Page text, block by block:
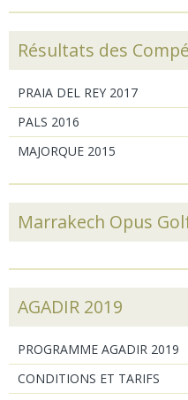
Résultats des
PRAIA DEL REY 2017
PALS 2016
MAJORQUE 2015
Marrakech Opus
AGADIR 2019
PROGRAMME AGADIR 2019
CONDITIONS ET TARIFS